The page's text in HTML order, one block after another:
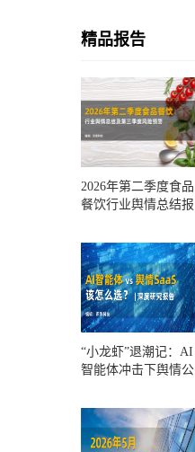
精品报告
2026年第二季度食品
餐饮行业舆情总结报
测
“小龙虾”退潮记：AI
智能体冲击下舆情公